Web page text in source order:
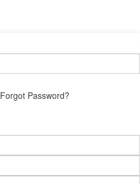
Forgot Password?